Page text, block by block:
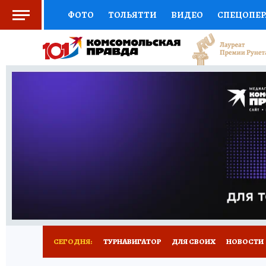
ФОТО ТОЛЬЯТТИ ВИДЕО
СОЦПОДДЕРЖКА НАУКА СПОРТ
ВЫБОР ЭКСПЕРТОВ ДОКТОР
ПРОГНОЗЫ НА СПОРТ
СЕГОДНЯ: ТУРНАВИГАТОР ДЛЯ СВОИХ НОВОСТИ